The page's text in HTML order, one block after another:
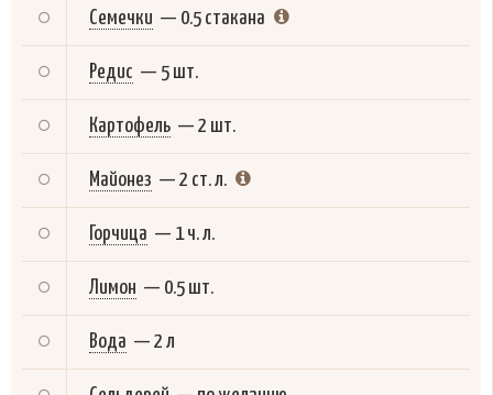
Семечки — 0.5 стакана
Редис — 5 шт.
Картофель — 2 шт.
Майонез — 2 ст. л.
Горчица — 1 ч. л.
Лимон — 0.5 шт.
Вода — 2 л